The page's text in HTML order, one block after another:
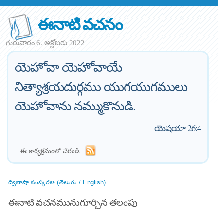
ఈనాటి వచనం
గురువారం 6. అక్టోబరు 2022
యెహోవా యెహోవాయే
నిత్యాశ్రయదుర్గము యుగయుగములు
యెహోవాను నమ్ముకొనుడి.
—యెషయా 26:4
ఈ కార్యక్రమంలో చేరండి:
ద్విభాషా సంస్కరణ (తెలుగు / English)
ఈనాటి వచనమునుగూర్చిన తలంపు